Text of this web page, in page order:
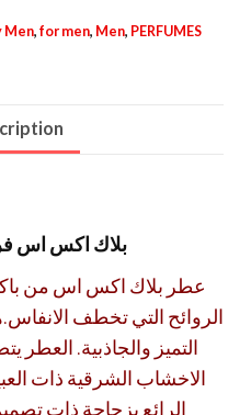
Men, for men, Men, PERFUMES
بلاك اكس اس فرست
عطر بلاك اكس اس من
الروائح التي تخطف
التميز والجاذبية.
الاخشاب الشرقية ذات
الرائع بزجاجة ذات